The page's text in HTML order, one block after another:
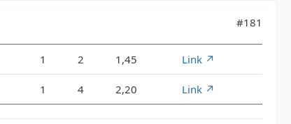
#181
1 2 1,45 Link
1 4 2,20 Link